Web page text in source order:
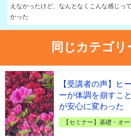
えなかったけど、なんとなくこんな感じっ
かった
同じカテゴリ
【受講者の声】ヒ
ーが体調を崩すこ
が安心に変わった
【セミナー】基礎・オ